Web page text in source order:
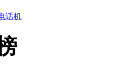
话机